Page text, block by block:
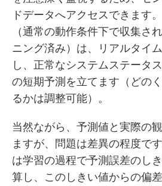
ドデータへアクセスできます
（通常の動作条件下で収集さ
ニング済み）は、リアルタイ
し、正常なシステムステータ
の短期予測を立てます（どの
るかは調整可能）。
当然ながら、予測値と実際の
ますが、問題は差異の程度で
は学習の過程で予測誤差のし
算し、このしきい値からの偏